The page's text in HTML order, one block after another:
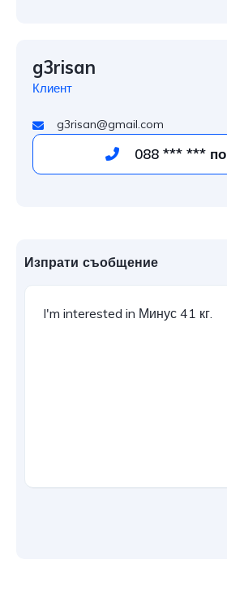
g3risan
Клиент
g3risan@gmail.com
088
Изпрати съобщение